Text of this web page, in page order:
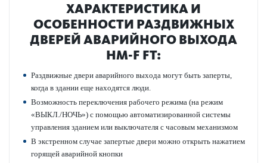
ХАР­АКТЕР­И­С­ТИКА И
ОСОБЕННОСТИ РАЗ­Д­ВИЖНЫХ
ДВЕРЕЙ АВАР­ИЙНОГО ВЫХОДА
HM-F FT:
Раз­д­вижные двери авар­ийного выхода могут быть заперты,
когда в здании еще нахо­дятся люди.
Возможность пер­е­кл­ючения рабочего режима (на режим
«ВЫКЛ./НОЧЬ») с помощью автом­ат­изированной сис­темы
управ­ления зданием или выключателя с часовым механизмом
В экстр­енном случае запертые двери можно открыть нажатием
гор­ящей авар­ийной кнопки